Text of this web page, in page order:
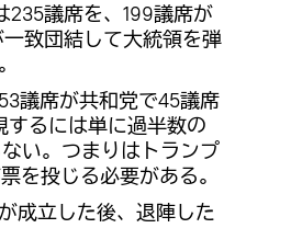
235議席を、199議席が
致団結して大統領を弾
議席が共和党で45議席
るには単に過半数の
い。つまりはトランプ
を投じる必要がある。
成立した後、退陣した